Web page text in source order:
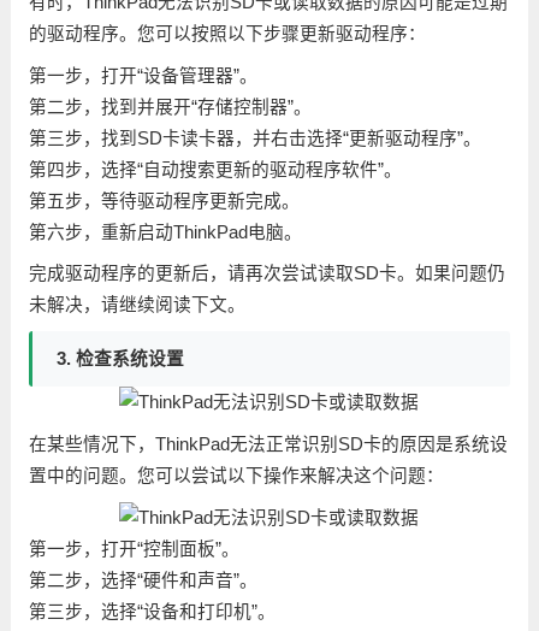
的驱动程序。您可以按照以下步骤更新驱动程序：
第一步，打开“设备管理器”。
第二步，找到并展开“存储控制器”。
第三步，找到SD卡读卡器，并右击选择“更新驱动程序”。
第四步，选择“自动搜索更新的驱动程序软件”。
第五步，等待驱动程序更新完成。
第六步，重新启动ThinkPad电脑。
完成驱动程序的更新后，请再次尝试读取SD卡。如果问题仍
未解决，请继续阅读下文。
3. 检查系统设置
在某些情况下，ThinkPad无法正常识别SD卡的原因是系统设
置中的问题。您可以尝试以下操作来解决这个问题：
第一步，打开“控制面板”。
第二步，选择“硬件和声音”。
第三步，选择“设备和打印机”。